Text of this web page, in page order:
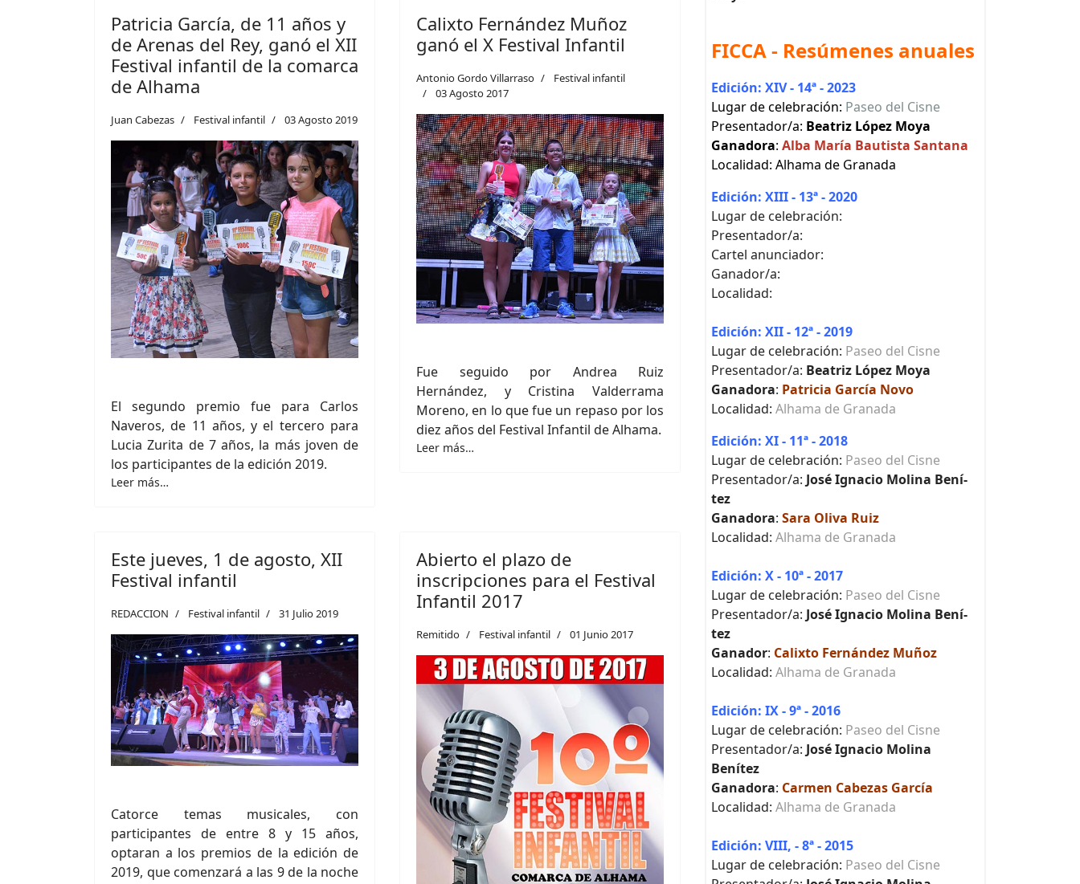
Patricia García, de 11 años y
de Arenas del Rey, ganó el XII
Festival infantil de la comarca
de Alhama
Juan Cabezas Festival infantil 03 Agosto 2019
El segundo premio fue para Carlos
Naveros, de 11 años, y el tercero para
Lucia Zurita de 7 años, la más joven de
los participantes de la edición 2019.
Leer más…
Calixto Fernández Muñoz
ganó el X Festival Infantil
Antonio Gordo Villarraso
Festival infantil
03 Agosto 2017
Fue seguido por Andrea Ruiz
Hernández, y Cristina Valderrama
Moreno, en lo que fue un repaso por los
diez años del Festival Infantil de Alhama.
Leer más…
Este jueves, 1 de agosto, XII
Festival infantil
REDACCION Festival infantil 31 Julio 2019
Catorce temas musicales, con
participantes de entre 8 y 15 años,
optaran a los premios de la edición de
2019, que comenzará a las 9 de la noche
Abierto el plazo de
inscripciones para el Festival
Infantil 2017
Remitido Festival infantil 01 Junio 2017
FICCA - Resúmenes anuales
Edición: XIV - 14ª - 2023
Lugar de celebración: Paseo del Cisne
Presentador/a: Beatriz López Moya
Ganadora: Alba María Bautista Santana
Localidad: Alhama de Granada
Edición: XIII - 13ª - 2020
Lugar de celebración:
Presentador/a:
Cartel anunciador:
Ganador/a:
Localidad:
Edición: XII - 12ª - 2019
Lugar de celebración: Paseo del Cisne
Presentador/a: Beatriz López Moya
Ganadora: Patricia García Novo
Localidad: Alhama de Granada
Edición: XI - 11ª - 2018
Lugar de celebración: Paseo del Cisne
Presentador/a: José Ignacio Molina Bení­
tez
Ganadora: Sara Oliva Ruiz
Localidad: Alhama de Granada
Edición: X - 10ª - 2017
Lugar de celebración: Paseo del Cisne
Presentador/a: José Ignacio Molina Bení­
tez
Ganador: Calixto Fernández Muñoz
Localidad: Alhama de Granada
Edición: IX - 9ª - 2016
Lugar de celebración: Paseo del Cisne
Presentador/a: José Ignacio Molina
Benítez
Ganadora: Carmen Cabezas García
Localidad: Alhama de Granada
Edición: VIII, - 8ª - 2015
Lugar de celebración: Paseo del Cisne